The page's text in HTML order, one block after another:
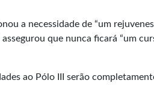
a necessidade de “um
que nunca ficará “um
ao Pólo III serão